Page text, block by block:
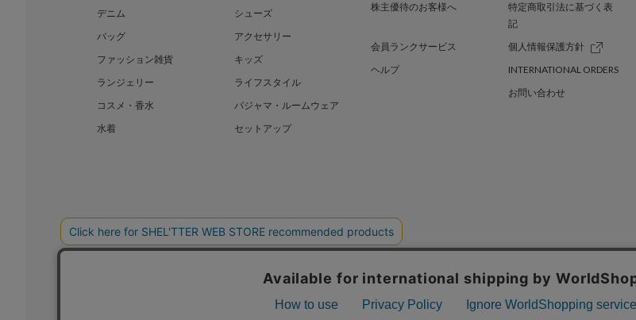
デニム
シューズ
バッグ
アクセサリー
ファッション雑貨
キッズ
ランジェリー
ライフスタイル
コスメ・香水
パジャマ・ルームウェア
水着
セットアップ
株主優待のお客様へ
特定商取引法に基づく表
記
会員ランクサービス
個人情報保護方針
ヘルプ
INTERNATIONAL ORDERS
お問い合わせ
BAROQUE JAPAN LIMITED SHEL’TTER GREEN 採用情報
COPYRIGHT © BAROQUE JAPAN LIMITED ALL RIGHTS RESERVED.